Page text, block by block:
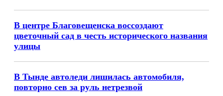
В центре Благовещенска воссоздают
цветочный сад в честь исторического названия
улицы
В Тынде автоледи лишилась автомобиля,
повторно сев за руль нетрезвой